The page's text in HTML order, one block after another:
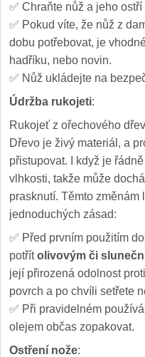
✅ Chraňte nůž a jeho
✅ Pokud víte, že nůž z
dobu potřebovat, je
hadříku, nebo novin.
✅ Nůž ukládejte na
Údržba rukojeti:
Rukojeť z ořechového
Dřevo je živý materiál, a
přistupovat. I když je
vlhkosti, takže může
prasknutí. Těmto
jednoduchých zásad:
✅ Před prvním použitím
potřítolivovým či
její přirozená odolnost
povrch a po chvíli setřete
✅ Při pravidelném
olejem občas zopakovat.
Ostření nože: